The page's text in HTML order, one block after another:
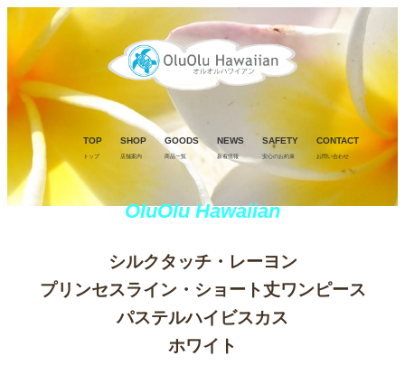
TOP
トップ
SHOP
店舗案内
GOODS
商品一覧
NEWS
新着情報
SAFETY
安心のお約束
CONTACT
お問い合わせ
OluOlu Hawaiian
シルクタッチ・レーヨン
プリンセスライン・ショート丈ワンピース
パステルハイビスカス
ホワイト